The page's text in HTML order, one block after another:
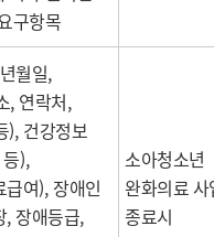
구항목
월일,
, 연락처,
), 건강정보
),
급여), 장애인
, 장애등급,
소아청소년
완화의료 사
종료시